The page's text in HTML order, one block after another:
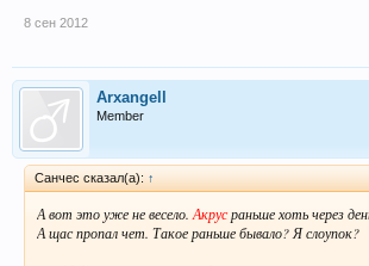
8 сен 2012
Arxangell
Member
Санчес сказал(а): ↑
А вот это уже не весело. Акрусраньше хоть через
А щас пропал чет. Такое раньше бывало? Я слоупок?